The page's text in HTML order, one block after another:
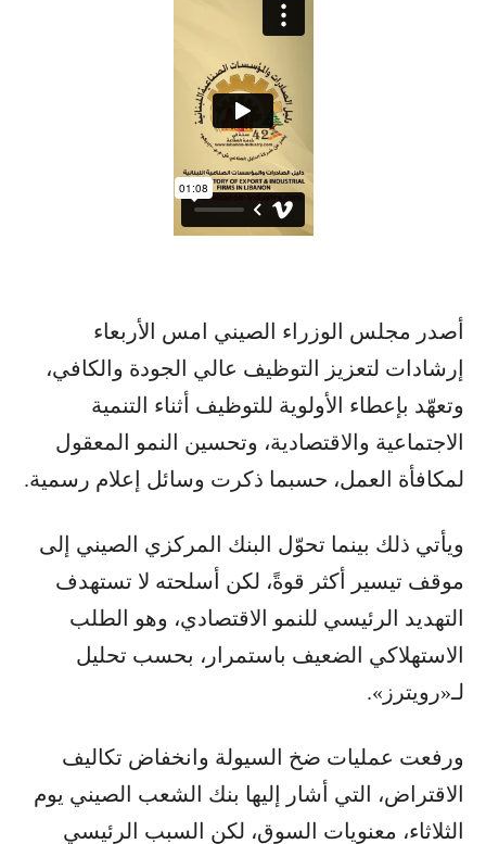
أصدر مجلس الوزراء الصيني امس الأربعاء
إرشادات لتعزيز التوظيف عالي الجودة والكافي،
وتعهّد بإعطاء الأولوية للتوظيف أثناء التنمية
الاجتماعية والاقتصادية، وتحسين النمو المعقول
لمكافأة العمل، حسبما ذكرت وسائل إعلام رسمية.
ويأتي ذلك بينما تحوّل البنك المركزي الصيني إلى
موقف تيسير أكثر قوةً، لكن أسلحته لا تستهدف
التهديد الرئيسي للنمو الاقتصادي، وهو الطلب
الاستهلاكي الضعيف باستمرار، بحسب تحليل
لـ«رويترز».
ورفعت عمليات ضخ السيولة وانخفاض تكاليف
الاقتراض، التي أشار إليها بنك الشعب الصيني يوم
الثلاثاء، معنويات السوق، لكن السبب الرئيسي